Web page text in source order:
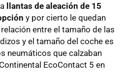
llantas de aleación de 15
y por cierto le quedan
entre el tamaño de las
y el tamaño del coche es
neumáticos que calzaban
EcoContact 5 en